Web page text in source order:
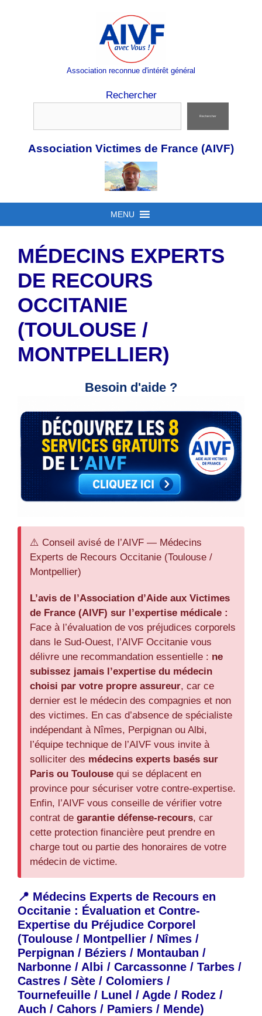
Association reconnue d'intérêt général
Rechercher
Rechercher
Association Victimes de France (AIVF)
MENU
MÉDECINS EXPERTS
DE RECOURS
OCCITANIE
(TOULOUSE /
MONTPELLIER)
Besoin d'aide ?
⚠️ Conseil avisé de l’AIVF — Médecins
Experts de Recours Occitanie (Toulouse /
Montpellier)
L’avis de l’Association d’Aide aux Victimes
de France (AIVF) sur l’expertise médicale :
Face à l’évaluation de vos préjudices corporels
dans le Sud-Ouest, l’AIVF Occitanie vous
délivre une recommandation essentielle : ne
subissez jamais l’expertise du médecin
choisi par votre propre assureur, car ce
dernier est le médecin des compagnies et non
des victimes. En cas d’absence de spécialiste
indépendant à Nîmes, Perpignan ou Albi,
l’équipe technique de l’AIVF vous invite à
solliciter des médecins experts basés sur
Paris ou Toulouse qui se déplacent en
province pour sécuriser votre contre-expertise.
Enfin, l’AIVF vous conseille de vérifier votre
contrat de garantie défense-recours, car
cette protection financière peut prendre en
charge tout ou partie des honoraires de votre
médecin de victime.
📍 Médecins Experts de Recours en
Occitanie : Évaluation et Contre-
Expertise du Préjudice Corporel
(Toulouse / Montpellier / Nîmes /
Perpignan / Béziers / Montauban /
Narbonne / Albi / Carcassonne / Tarbes /
Castres / Sète / Colomiers /
Tournefeuille / Lunel / Agde / Rodez /
Auch / Cahors / Pamiers / Mende)